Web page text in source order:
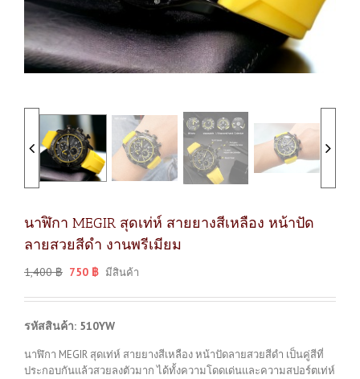
นาฬิกา MEGIR สุดเท่ห์ สายยางสีเหลือง หน้าปัด
ลายสวยสีดำ งานพรีเมียม
1,400฿ 750 ฿ มีสินค้า
รหัสสินค้า: 510YW
นาฬิกา MEGIR สุดเท่ห์ สายยางสีเหลือง หน้าปัดลายสวยสีดำ เป็นคู่สีที่
ประกอบกันแล้วสวยลงตัวมาก ได้ทั้งความโดดเด่นและความสปอร์ตเท่ห์